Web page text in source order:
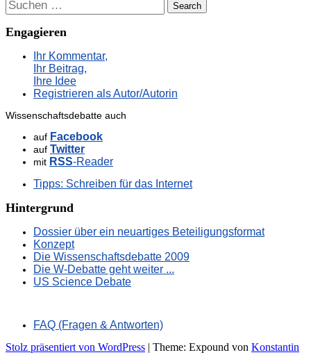
Engagieren
Ihr Kommentar,
Ihr Beitrag,
Ihre Idee
Registrieren als Autor/Autorin
Wissenschaftsdebatte auch
auf Facebook
auf Twitter
mit RSS-Reader
Tipps: Schreiben für das Internet
Hintergrund
Dossier über ein neuartiges Beteiligungsformat
Konzept
Die Wissenschaftsdebatte 2009
Die W-Debatte geht weiter ...
US Science Debate
FAQ (Fragen & Antworten)
Stolz präsentiert von WordPress | Theme: Expound von Konstantin